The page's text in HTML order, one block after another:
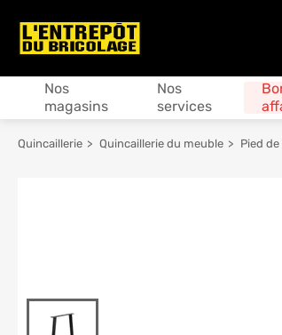
Nos
magasins
Nos
services
Quincaillerie Quincaillerie du meuble Pied